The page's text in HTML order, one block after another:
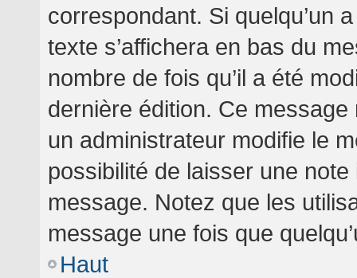
correspondant. Si quelqu’un
texte s’affichera en bas du
nombre de fois qu’il a été
dernière édition. Ce
un administrateur modifie le
possibilité de laisser une note
message. Notez que les
message une fois que
Haut